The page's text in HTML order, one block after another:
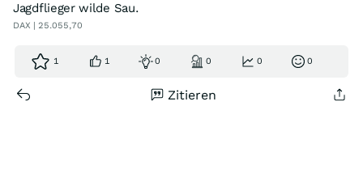
Jagdflieger wilde Sau.
DAX | 25.055,70
1 1 0 0 0 0
Zitieren